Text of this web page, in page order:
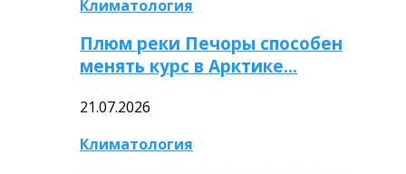
Климатология
Плюм реки Печоры способен
менять курс в Арктике…
21.07.2026
Климатология